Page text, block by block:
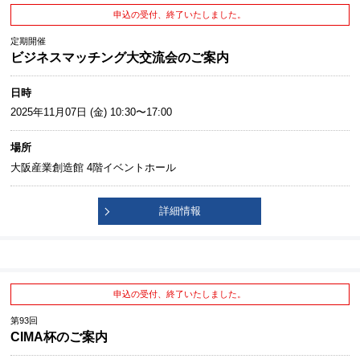
申込の受付、終了いたしました。
定期開催
ビジネスマッチング大交流会のご案内
日時
2025年11月07日 (金) 10:30〜17:00
場所
大阪産業創造館 4階イベントホール
詳細情報
申込の受付、終了いたしました。
第93回
CIMA杯のご案内